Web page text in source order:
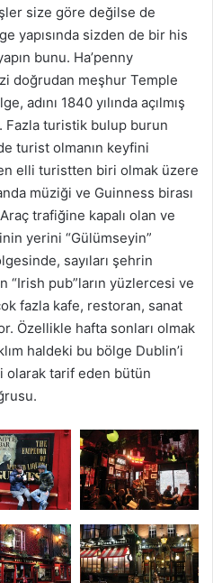
size göre değilse de
yapısında sizden de bir his
bunu. Ha’penny
doğrudan meşhur Temple
adını 1840 yılında açılmış
Fazla turistik bulup burun
turist olmanın keyfini
elli turistten biri olmak üzere
müziği ve Guinness birası
trafiğine kapalı olan ve
yerini “Gülümseyin”
sayıları şehrin
“Irish pub”ların yüzlercesi ve
fazla kafe, restoran, sanat
Özellikle hafta sonları olmak
haldeki bu bölge Dublin’i
olarak tarif eden bütün